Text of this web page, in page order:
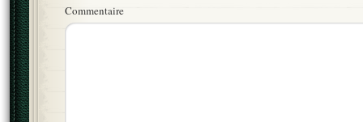
Commentaire